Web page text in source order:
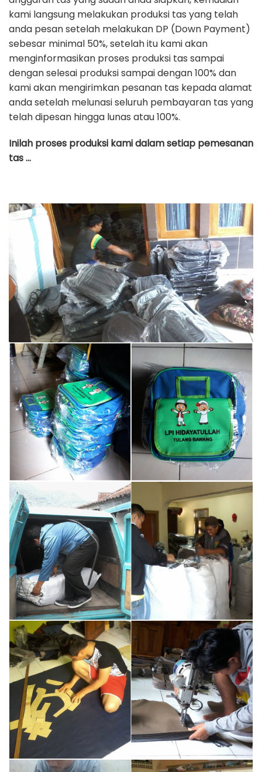
kami langsung melakukan produksi tas yang telah
anda pesan setelah melakukan DP (Down Payment)
sebesar minimal 50%, setelah itu kami akan
menginformasikan proses produksi tas sampai
dengan selesai produksi sampai dengan 100% dan
kami akan mengirimkan pesanan tas kepada alamat
anda setelah melunasi seluruh pembayaran tas yang
telah dipesan hingga lunas atau 100%.
Inilah proses produksi kami dalam setiap pemesanan
tas …